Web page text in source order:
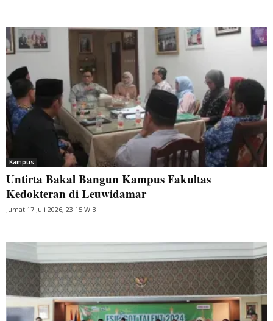
Kampus
Untirta Bakal Bangun Kampus Fakultas
Kedokteran di Leuwidamar
Jumat 17 Juli 2026, 23:15 WIB